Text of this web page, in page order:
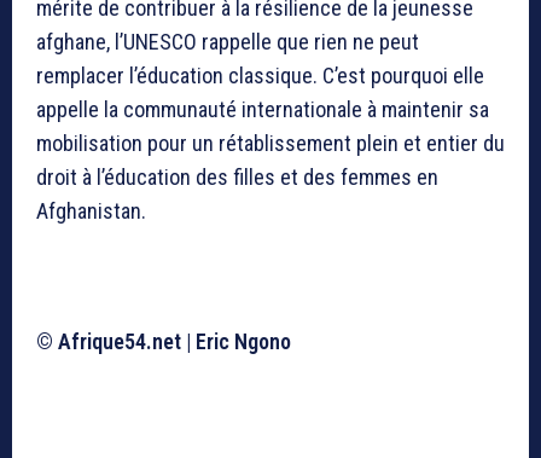
mérite de contribuer à la résilience de la jeunesse
afghane, l’UNESCO rappelle que rien ne peut
remplacer l’éducation classique. C’est pourquoi elle
appelle la communauté internationale à maintenir sa
mobilisation pour un rétablissement plein et entier du
droit à l’éducation des filles et des femmes en
Afghanistan.
© Afrique54.net | Eric Ngono